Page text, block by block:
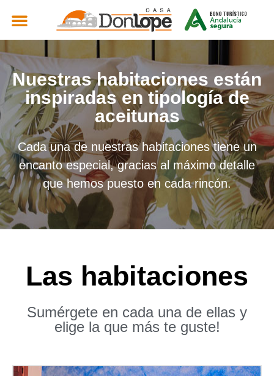
Nuestras habitaciones están
inspiradas en tipología de
aceitunas
Cada una de nuestras habitaciones tiene un
encanto especial, gracias al máximo detalle
que hemos puesto en cada rincón.
Las habitaciones
Sumérgete en cada una de ellas y
elige la que más te guste!